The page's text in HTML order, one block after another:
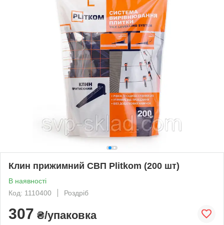
Клин прижимний СВП Plitkom (200 шт)
В наявності
Код: 1110400
Роздріб
307 ₴/упаковка